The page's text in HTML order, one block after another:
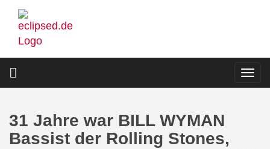
Direkt
zum
Inhalt
31 Jahre war BILL WYMAN
Bassist der Rolling Stones,